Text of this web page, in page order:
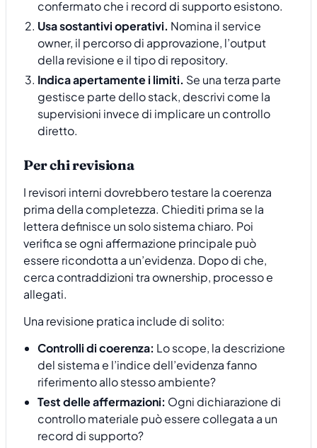
confermato che i record di supporto esistono.
Usa sostantivi operativi. Nomina il service
owner, il percorso di approvazione, l’output
della revisione e il tipo di repository.
Indica apertamente i limiti. Se una terza parte
gestisce parte dello stack, descrivi come la
supervisioni invece di implicare un controllo
diretto.
Per chi revisiona
I revisori interni dovrebbero testare la coerenza
prima della completezza. Chiediti prima se la
lettera definisce un solo sistema chiaro. Poi
verifica se ogni affermazione principale può
essere ricondotta a un’evidenza. Dopo di che,
cerca contraddizioni tra ownership, processo e
allegati.
Una revisione pratica include di solito:
Controlli di coerenza: Lo scope, la descrizione
del sistema e l’indice dell’evidenza fanno
riferimento allo stesso ambiente?
Test delle affermazioni: Ogni dichiarazione di
controllo materiale può essere collegata a un
record di supporto?